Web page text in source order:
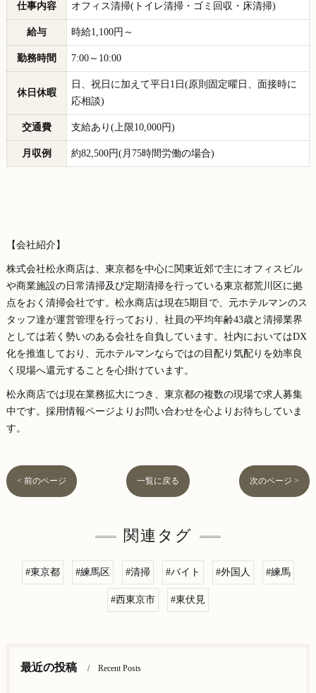
仕事内容 オフィス清掃(トイレ清掃・ゴミ回収・床清掃)
給与 時給1,100円～
勤務時間 7:00～10:00
休日休暇
日、祝日に加えて平日1日(原則固定曜日、面接時に
応相談)
交通費 支給あり(上限10,000円)
月収例 約82,500円(月75時間労働の場合)
【会社紹介】
株式会社松永商店は、東京都を中心に関東近郊で主にオフィスビル
や商業施設の日常清掃及び定期清掃を行っている東京都荒川区に拠
点をおく清掃会社です。松永商店は現在5期目で、元ホテルマンのス
タッフ達が運営管理を行っており、社員の平均年齢43歳と清掃業界
としては若く勢いのある会社を自負しています。社内においてはDX
化を推進しており、元ホテルマンならではの目配り気配りを効率良
く現場へ還元することを心掛けています。
松永商店では現在業務拡大につき、東京都の複数の現場で求人募集
中です。採用情報ページよりお問い合わせを心よりお待ちしていま
す。
< 前のページ 一覧に戻る 次のページ >
関連タグ
#東京都 #練馬区 #清掃 #バイト #外国人 #練馬
#西東京市 #東伏見
最近の投稿 Recent Posts